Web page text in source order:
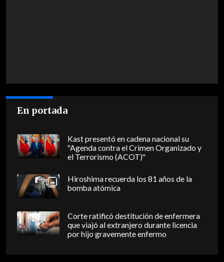
En portada
Kast presentó en cadena nacional su
"Agenda contra el Crimen Organizado y
el Terrorismo (ACOT)"
Hiroshima recuerda los 81 años de la
bomba atómica
Corte ratificó destitución de enfermera
que viajó al extranjero durante licencia
por hijo gravemente enfermo